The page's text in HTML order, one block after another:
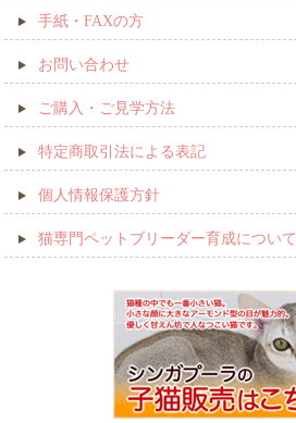
手紙・FAXの方
お問い合わせ
ご購入・ご見学方法
特定商取引法による表記
個人情報保護方針
猫専門ペットブリーダー育成について